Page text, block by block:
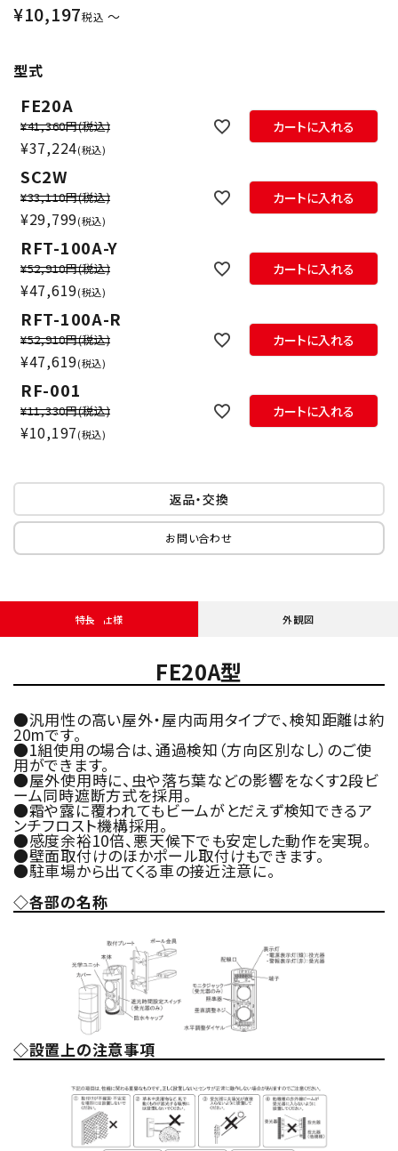
¥10,197税込 〜
型式
FE20A
¥41,360円(税込)
¥37,224 税込
カートに入れる
SC2W
¥33,110円(税込)
¥29,799 税込
カートに入れる
RFT-100A-Y
¥52,910円(税込)
¥47,619 税込
カートに入れる
RFT-100A-R
¥52,910円(税込)
¥47,619 税込
カートに入れる
RF-001
¥11,330円(税込)
¥10,197 税込
カートに入れる
返品・交換
お問い合わせ
特長・仕様 外観図
FE20A型
●汎用性の高い屋外・屋内両用タイプで、検知距離は約
20mです。
●1組使用の場合は、通過検知（方向区別なし）のご使
用ができます。
●屋外使用時に、虫や落ち葉などの影響をなくす2段ビ
ーム同時遮断方式を採用。
●霜や露に覆われてもビームがとだえず検知できるア
ンチフロスト機構採用。
●感度余裕10倍、悪天候下でも安定した動作を実現。
●壁面取付けのほかポール取付けもできます。
●駐車場から出てくる車の接近注意に。
◇各部の名称
◇設置上の注意事項